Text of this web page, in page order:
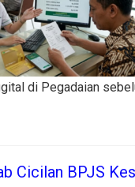
Tarif
dan
di Pegadaian
Cicilan BPJS